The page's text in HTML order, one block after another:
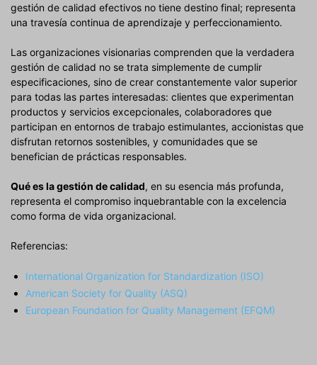
gestión de calidad efectivos no tiene destino final; representa
una travesía continua de aprendizaje y perfeccionamiento.
Las organizaciones visionarias comprenden que la verdadera
gestión de calidad no se trata simplemente de cumplir
especificaciones, sino de crear constantemente valor superior
para todas las partes interesadas: clientes que experimentan
productos y servicios excepcionales, colaboradores que
participan en entornos de trabajo estimulantes, accionistas que
disfrutan retornos sostenibles, y comunidades que se
benefician de prácticas responsables.
Qué es la gestión de calidad, en su esencia más profunda,
representa el compromiso inquebrantable con la excelencia
como forma de vida organizacional.
Referencias:
International Organization for Standardization (ISO)
American Society for Quality (ASQ)
European Foundation for Quality Management (EFQM)